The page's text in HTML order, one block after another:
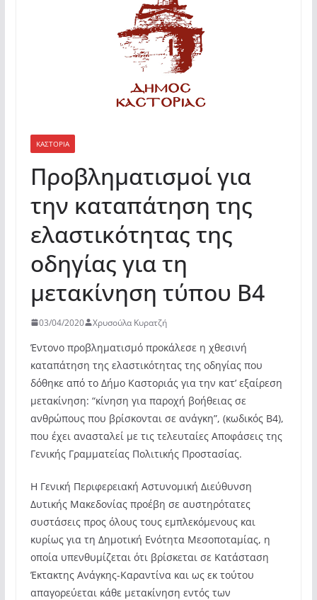
ΚΑΣΤΟΡΙΆ
Προβληματισμοί για
την καταπάτηση της
ελαστικότητας της
οδηγίας για τη
μετακίνηση τύπου Β4
03/04/2020 Χρυσούλα Κυρατζή
Έντονο προβληματισμό προκάλεσε η χθεσινή
καταπάτηση της ελαστικότητας της οδηγίας που
δόθηκε από το Δήμο Καστοριάς για την κατ’ εξαίρεση
μετακίνηση: “κίνηση για παροχή βοήθειας σε
ανθρώπους που βρίσκονται σε ανάγκη”, (κωδικός Β4),
που έχει ανασταλεί με τις τελευταίες Αποφάσεις της
Γενικής Γραμματείας Πολιτικής Προστασίας.
Η Γενική Περιφερειακή Αστυνομική Διεύθυνση
Δυτικής Μακεδονίας προέβη σε αυστηρότατες
συστάσεις προς όλους τους εμπλεκόμενους και
κυρίως για τη Δημοτική Ενότητα Μεσοποταμίας, η
οποία υπενθυμίζεται ότι βρίσκεται σε Κατάσταση
Έκτακτης Ανάγκης-Καραντίνα και ως εκ τούτου
απαγορεύεται κάθε μετακίνηση εντός των